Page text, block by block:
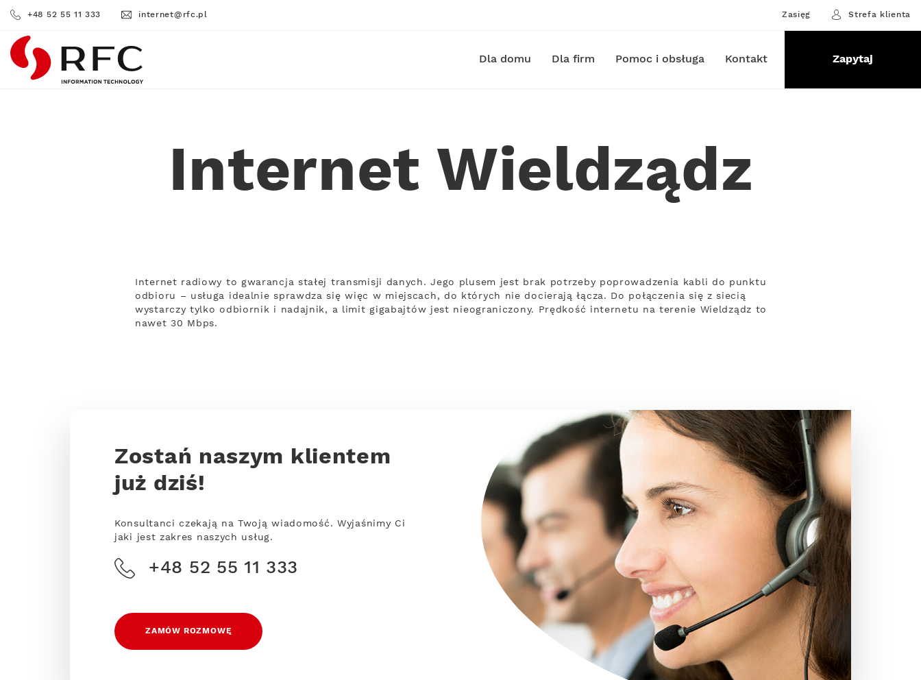
+48 52 55 11 333 internet@rfc.pl Zasięg Strefa klienta
RFC Dla domu Dla firm Pomoc i obsługa Kontakt Zapytaj
Internet Wieldządz
Internet radiowy to gwarancja stałej transmisji danych. Jego plusem jest brak potrzeby poprowadzenia kabli do punktu
odbioru – usługa idealnie sprawdza się więc w miejscach, do których nie docierają łącza. Do połączenia się z siecią
wystarczy tylko odbiornik i nadajnik, a limit gigabajtów jest nieograniczony. Prędkość internetu na terenie Wieldządz to
nawet 30 Mbps.
Zostań naszym klientem
już dziś!
Konsultanci czekają na Twoją wiadomość. Wyjaśnimy Ci
jaki jest zakres naszych usług.
+48 52 55 11 333
ZAMÓW ROZMOWĘ